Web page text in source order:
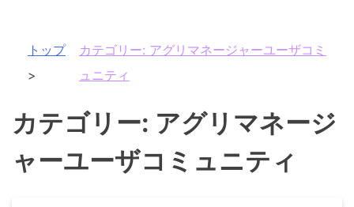
トップ カテゴリー: アグリマネージャーユーザコミ
ュニティ
カテゴリー: アグリマネージ
ャーユーザコミュニティ